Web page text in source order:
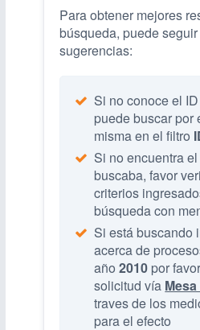
Para obtener mejores
búsqueda, puede
sugerencias:
Si no conoce el
puede buscar por
misma en el filtro
Si no encuentra
buscaba, favor
criterios
búsqueda con
Si está buscando
acerca de
año2010 por
solicitud vía
traves de los
para el efecto